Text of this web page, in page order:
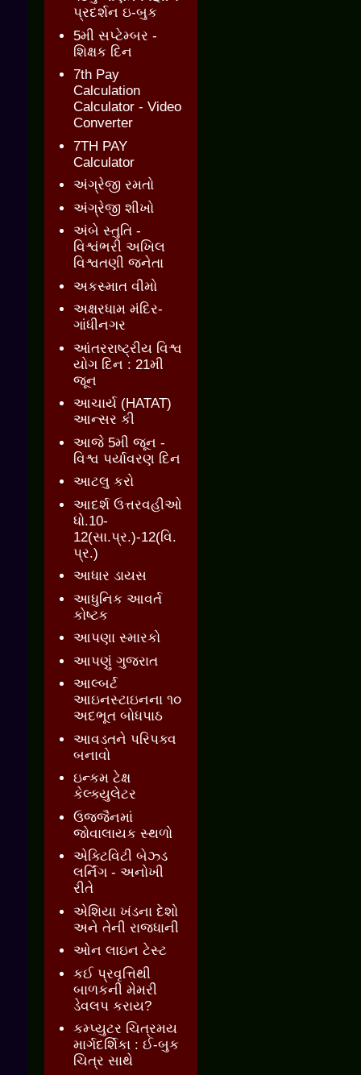
પ્રદર્શન ઇ-બુક
5મી સપ્ટેમ્બર -
શિક્ષક દિન
7th Pay
Calculation
Calculator - Video
Converter
7TH PAY
Calculator
અંગ્રેજી રમતો
અંગ્રેજી શીખો
અંબે સ્તુતિ -
વિશ્વંભરી અખિલ
વિશ્વતણી જનેતા
અકસ્માત વીમો
અક્ષરધામ મંદિર-
ગાંધીનગર
આંતરરાષ્ટ્રીય વિશ્વ
યોગ દિન : 21મી
જૂન
આચાર્ય (HATAT)
આન્સર કી
આજે 5મી જૂન -
વિશ્વ પર્યાવરણ દિન
આટલુ કરો
આદર્શ ઉત્તરવહીઓ
ધો.10-
12(સા.પ્ર.)-12(વિ.
પ્ર.)
આધાર ડાયસ
આધુનિક આવર્ત
કોષ્ટક
આપણા સ્મારકો
આપણું ગુજરાત
આલ્બર્ટ
આઇનસ્ટાઇનના ૧૦
અદભૂત બોધપાઠ
આવડતને પરિપક્વ
બનાવો
ઇન્કમ ટેક્ષ
કેલ્ક્યુલેટર
ઉજ્જૈનમાં
જોવાલાયક સ્થળો
એક્ટિવિટી બેઝ્ડ
લર્નિંગ - અનોખી
રીતે
એશિયા ખંડના દેશો
અને તેની રાજધાની
ઓન લાઇન ટેસ્ટ
કઈ પ્રવૃત્તિથી
બાળકની મેમરી
ડેવલપ કરાય?
કમ્પ્યુટર ચિત્રમય
માર્ગદર્શિકા : ઈ-બુક
ચિત્ર સાથે